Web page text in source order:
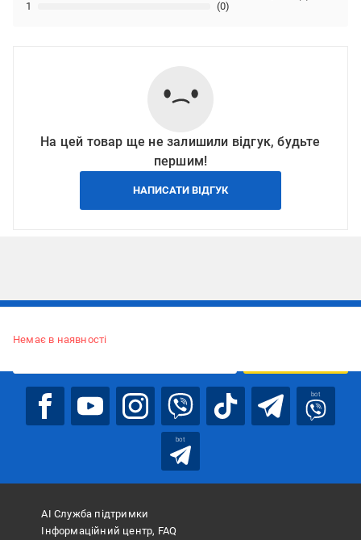
1 (0)
На цей товар ще не залишили відгук, будьте
першим!
НАПИСАТИ ВІДГУК
Немає в наявності
bot
bot
АІ Служба підтримки
Інформаційний центр, FAQ